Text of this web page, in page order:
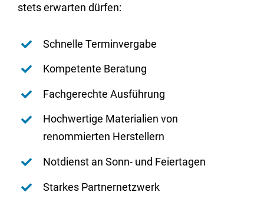
stets erwarten dürfen:
Schnelle Terminvergabe
Kompetente Beratung
Fachgerechte Ausführung
Hochwertige Materialien von
renommierten Herstellern
Notdienst an Sonn- und Feiertagen
Starkes Partnernetzwerk